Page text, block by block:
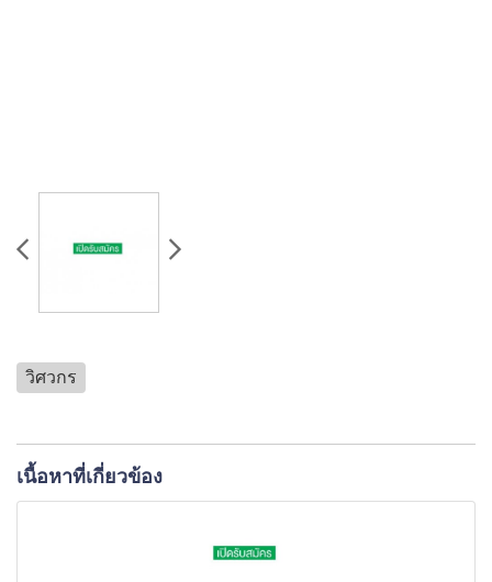
วิศวกร
เนื้อหาที่เกี่ยวข้อง